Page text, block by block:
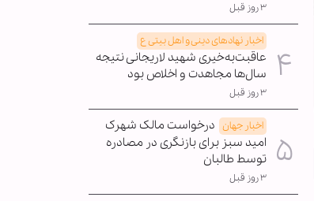
۳ روز قبل
اخبار نهادهای دینی و اهل بیتی ع
عاقبت‌به‌خیری شهید لاریجانی نتیجه
سال‌ها مجاهدت و اخلاص بود
۳ روز قبل
اخبار جهان درخواست مالک شهرک
امید سبز برای بازنگری در مصادره
توسط طالبان
۳ روز قبل